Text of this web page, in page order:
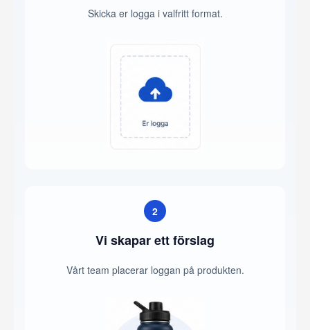
Skicka er logga i valfritt format.
2
Vi skapar ett förslag
Vårt team placerar loggan på produkten.